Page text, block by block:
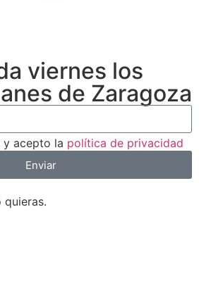
viernes los
de Zaragoza
y acepto la política de privacidad
Enviar
quieras.